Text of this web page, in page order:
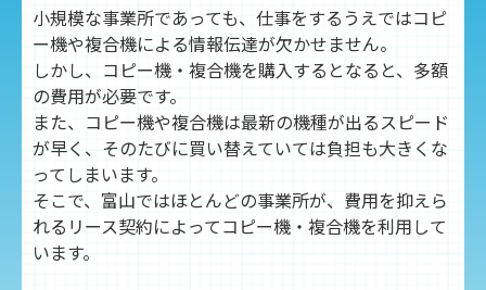
小規模な事業所であっても、仕事をするうえではコピ
ー機や複合機による情報伝達が欠かせません。
しかし、コピー機・複合機を購入するとなると、多額
の費用が必要です。
また、コピー機や複合機は最新の機種が出るスピード
が早く、そのたびに買い替えていては負担も大きくな
ってしまいます。
そこで、富山ではほとんどの事業所が、費用を抑えら
れるリース契約によってコピー機・複合機を利用して
います。